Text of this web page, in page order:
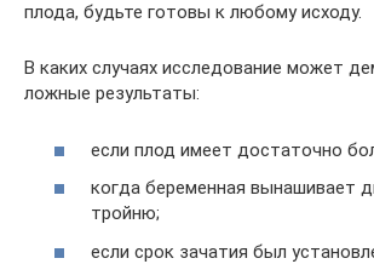
плода, будьте готовы к любому исходу.
В каких случаях исследование может
ложные результаты:
если плод имеет достаточно
когда беременная вынашивает
тройню;
если срок зачатия был